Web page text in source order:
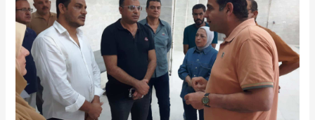
الرسمية..
جامعة
بورسعيد
شعلة
نشاط